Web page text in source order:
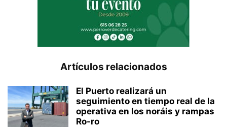
Artículos relacionados
El Puerto realizará un
seguimiento en tiempo real de la
operativa en los noráis y rampas
Ro-ro